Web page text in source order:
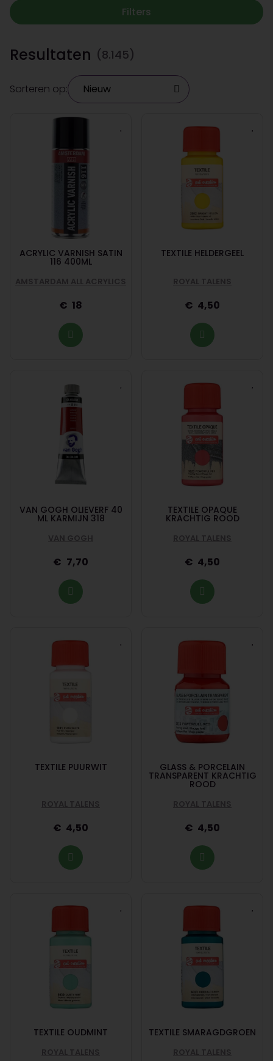
Filters
Resultaten (8.145)
Sorteren op:
ACRYLIC VARNISH SATIN
116 400ML
AMSTARDAM ALL ACRYLICS
18
TEXTILE HELDERGEEL
ROYAL TALENS
4,50
VAN GOGH OLIEVERF 40
ML KARMIJN 318
VAN GOGH
7,70
TEXTILE OPAQUE
KRACHTIG ROOD
ROYAL TALENS
4,50
TEXTILE PUURWIT
ROYAL TALENS
4,50
GLASS & PORCELAIN
TRANSPARENT KRACHTIG
ROOD
ROYAL TALENS
4,50
TEXTILE OUDMINT
ROYAL TALENS
TEXTILE SMARAGDGROEN
ROYAL TALENS